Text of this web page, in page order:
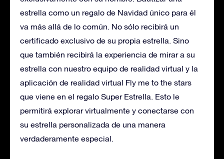
estrella como un regalo de Navidad único para él
va más allá de lo común. No sólo recibirá un
certificado exclusivo de su propia estrella. Sino
que también recibirá la experiencia de mirar a su
estrella con nuestro equipo de realidad virtual y la
aplicación de realidad virtual Fly me to the stars
que viene en el regalo Super Estrella. Esto le
permitirá explorar virtualmente y conectarse con
su estrella personalizada de una manera
verdaderamente especial.